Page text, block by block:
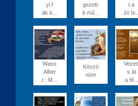
yi f
ák k...
gszeb
b mű...
t a
Jó
Wass
Alber
t : M...
Köszö
nöm
s át
a fé...